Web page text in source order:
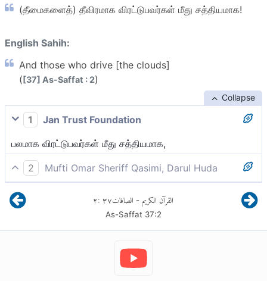
(தீமைகளைத்) தீவிரமாக விரட்டுபவர்கள் மீது சத்தியமாக!
English Sahih:
And those who drive [the clouds]
([37] As-Saffat : 2)
Collapse
1
Jan Trust Foundation
பலமாக விரட்டுபவர்கள் மீது சத்தியமாக,
2
Mufti Omar Sheriff Qasimi, Darul Huda
கடுமையாக விரட்டுகின்ற (வான)வர்கள் மீது சத்தியமாக!
القرآن الكريم - الصافات٣٧:٢
As-Saffat 37:2